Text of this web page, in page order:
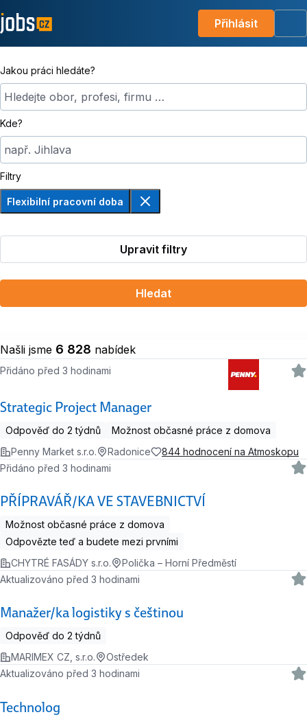
Přihlásit
Jakou práci hledáte?
Hledejte obor, profesi, firmu …
Kde?
např. Jihlava
Filtry
Flexibilní pracovní doba
Odebrat
Upravit filtry
Hledat
Našli jsme 6 828 nabídek
Strategic Project Manager
Přidáno před 3 hodinami
Odpověď do 2 týdnů
Možnost občasné práce z domova
Penny Market s.r.o.
Radonice 844 hodnocení na Atmoskopu
PŘÍPRAVÁŘ/KA VE STAVEBNICTVÍ
Přidáno před 3 hodinami
Možnost občasné práce z domova
Odpovězte teď a budete mezi prvními
CHYTRÉ FASÁDY s.r.o.
Polička – Horní Předměstí
Manažer/ka logistiky s češtinou
Aktualizováno před 3 hodinami
Odpověď do 2 týdnů
MARIMEX CZ, s.r.o.
Ostředek
Technolog
Aktualizováno před 3 hodinami